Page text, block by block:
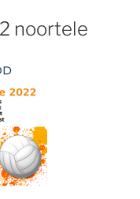
noortele